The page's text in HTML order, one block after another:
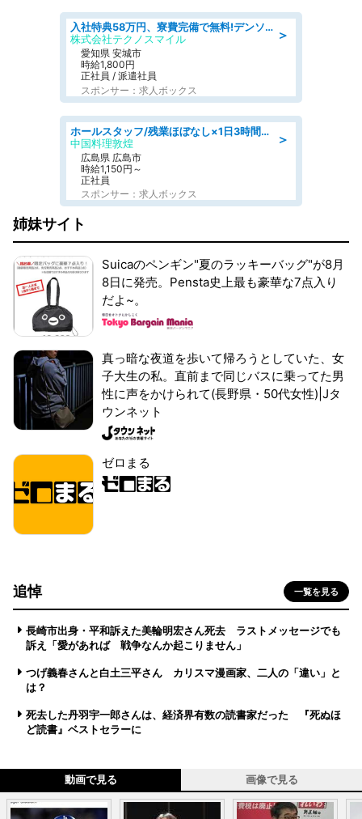
＞
入社特典58万円、寮費完備で無料!デンソーで働こう!自動車工場で小型部品の検査業務 denso aichi
株式会社テクノスマイル
愛知県 安城市
時給1,800円
正社員 / 派遣社員
スポンサー：求人ボックス
＞
ホールスタッフ/残業ほぼなし×1日3時間〜勤務OK!フォロー体制も充実/広島県/広島市南区
中国料理敦煌
広島県 広島市
時給1,150円～
正社員
スポンサー：求人ボックス
姉妹サイト
Suicaのペンギン"夏のラッキーバッグ"が8月
8日に発売。Pensta史上最も豪華な7点入り
だよ~。
真っ暗な夜道を歩いて帰ろうとしていた、女
子大生の私。直前まで同じバスに乗ってた男
性に声をかけられて(長野県・50代女性)|Jタ
ウンネット
ゼロまる
追悼 一覧を見る
長崎市出身・平和訴えた美輪明宏さん死去 ラストメッセージでも
訴え「愛があれば 戦争なんか起こりません」
つげ義春さんと白土三平さん カリスマ漫画家、二人の「違い」と
は？
死去した丹羽宇一郎さんは、経済界有数の読書家だった 『死ぬほ
ど読書』ベストセラーに
動画で見る 画像で見る